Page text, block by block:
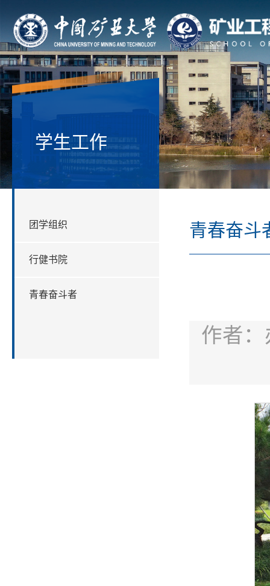
学生工作
团学组织
行健书院
青春奋斗者
青春奋斗
作者